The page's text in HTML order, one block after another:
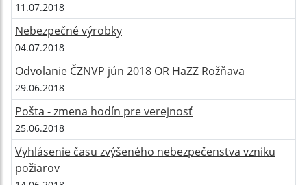
11.07.2018
Nebezpečné výrobky
04.07.2018
Odvolanie ČZNVP jún 2018 OR HaZZ Rožňava
29.06.2018
Pošta - zmena hodín pre verejnosť
25.06.2018
Vyhlásenie času zvýšeného nebezpečenstva vzniku
požiarov